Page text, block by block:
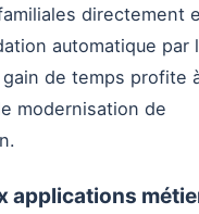
directement
automatique par
de temps profite
modernisation de
applications